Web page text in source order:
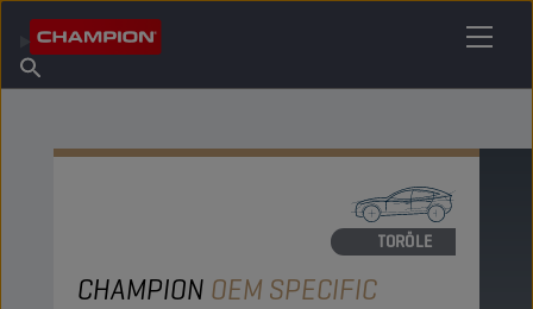
Über Champion
Händler finden
MOTORÖLE
CHAMPION OEM SPECIFIC